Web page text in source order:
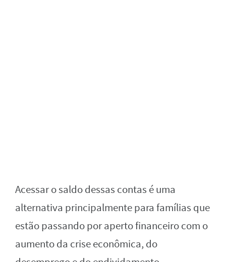
Acessar o saldo dessas contas é uma
alternativa principalmente para famílias que
estão passando por aperto financeiro com o
aumento da crise econômica, do